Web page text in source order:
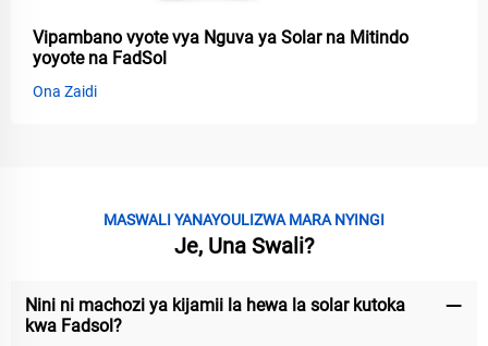
Vipambano vyote vya Nguva ya Solar na Mitindo
yoyote na FadSol
Ona Zaidi
MASWALI YANAYOULIZWA MARA NYINGI
Je, Una Swali?
Nini ni machozi ya kijamii la hewa la solar kutoka
kwa Fadsol?